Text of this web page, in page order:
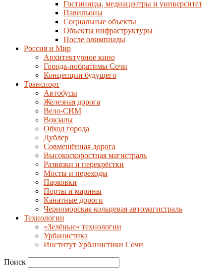
Гостиницы, медиацентры и университет
Павильоны
Социальные объекты
Объекты инфраструктуры
После олимпиады
Россия и Мир
Архитектурное кино
Города-побратимы Сочи
Концепции будущего
Транспорт
Автобусы
Железная дорога
Вело-СИМ
Вокзалы
Обход города
Дублер
Совмещённая дорога
Высокоскоростная магистраль
Развязки и перекрёстки
Мосты и переходы
Парковки
Порты и марины
Канатные дороги
Черноморская кольцевая автомагистраль
Технологии
«Зелёные» технологии
Урбанистика
Институт Урбанистики Сочи
Поиск